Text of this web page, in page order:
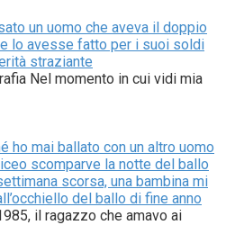
un uomo che aveva il doppio
lo avesse fatto per i suoi soldi
straziante
Nel momento in cui vidi mia
ho mai ballato con un altro uomo
scomparve la notte del ballo
scorsa, una bambina mi
del ballo di fine anno
il ragazzo che amavo ai